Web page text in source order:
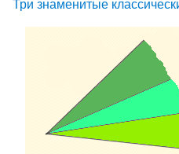
Три знаменитые